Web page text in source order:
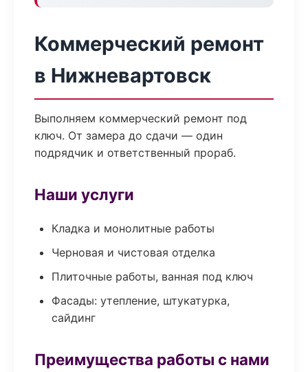
Коммерческий ремонт
в Нижневартовск
Выполняем коммерческий ремонт под
ключ. От замера до сдачи — один
подрядчик и ответственный прораб.
Наши услуги
Кладка и монолитные работы
Черновая и чистовая отделка
Плиточные работы, ванная под ключ
Фасады: утепление, штукатурка,
сайдинг
Преимущества работы с нами